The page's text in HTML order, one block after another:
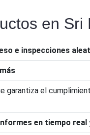
en Sri
e inspecciones
garantiza el
en tiempo real